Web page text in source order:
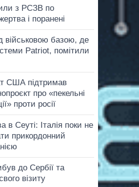
з РСЗВ по
і поранені
військовою базою, де
Patriot, помітили
США підтримав
про «пекельні
проти росії
в Сеуті: Італія поки не
прикордонний
до Сербії та
візиту